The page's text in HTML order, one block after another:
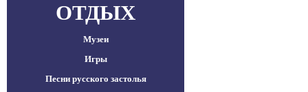
ОТДЫХ
Музеи
Игры
Песни русского застолья